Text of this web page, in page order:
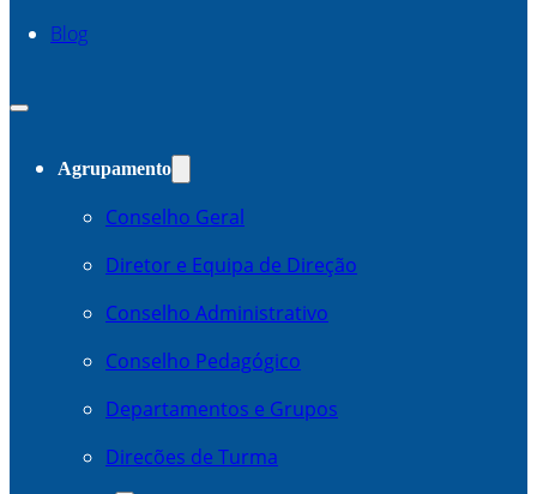
Blog
Agrupamento
Conselho Geral
Diretor e Equipa de Direção
Conselho Administrativo
Conselho Pedagógico
Departamentos e Grupos
Direcões de Turma